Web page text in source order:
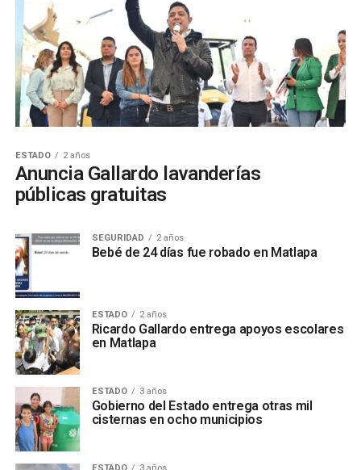
ESTADO 2 años
Anuncia Gallardo lavanderías
públicas gratuitas
SEGURIDAD 2 años
Bebé de 24 días fue robado en Matlapa
ESTADO 2 años
Ricardo Gallardo entrega apoyos escolares
en Matlapa
ESTADO 3 años
Gobierno del Estado entrega otras mil
cisternas en ocho municipios